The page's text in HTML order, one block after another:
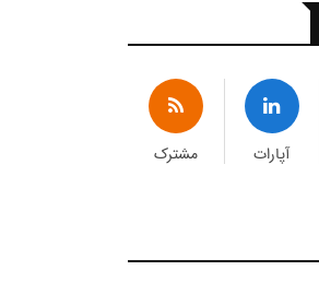
آپارات مشترک